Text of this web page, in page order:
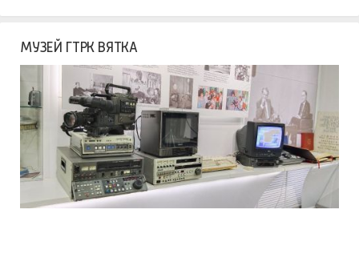
МУЗЕЙ ГТРК ВЯТКА